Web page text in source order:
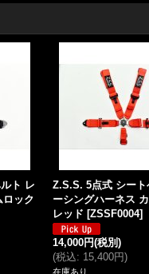
ト レ
ロック
Z.S.S. 5点式 シート
ーシングハーネス
レッド [ZSSF0004]
14,000円(税別)
(税込: 15,400円)
在庫あり